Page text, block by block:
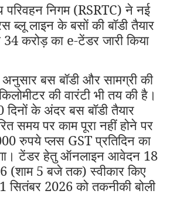
परिवहन निगम (RSRTC) ने नई
ब्लू लाइन के बसों की बॉडी तैयार
करोड़ का e-टेंडर जारी किया
बस बॉडी और सामग्री की
की वारंटी भी तय की है।
के अंदर बस बॉडी तैयार
समय पर काम पूरा नहीं होने पर
रुपये प्लस GST प्रतिदिन का
टेंडर हेतु ऑनलाइन आवेदन 18
5 बजे तक) स्वीकार किए
सितंबर 2026 को तकनीकी बोली